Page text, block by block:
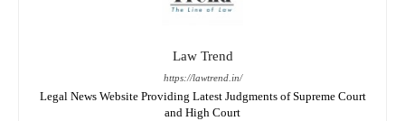
Law Trend
https://lawtrend.in/
Legal News Website Providing Latest Judgments of Supreme Court
and High Court